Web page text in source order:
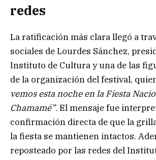
redes
La ratificación más clara llegó a
sociales de Lourdes Sánchez,
Instituto de Cultura y una de las
de la organización del festival,
vemos esta noche en la Fiesta
Chamamé”. El mensaje fue
confirmación directa de que la
la fiesta se mantienen intactos.
reposteado por las redes del